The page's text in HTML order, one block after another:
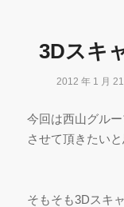
3Dスキ
2012 年 1 月 21
今回は西山グル
させて頂きたいと
そもそも3Dスキ